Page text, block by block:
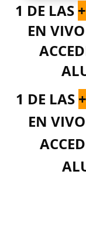
1 DE LAS
EN
1 DE LAS
EN